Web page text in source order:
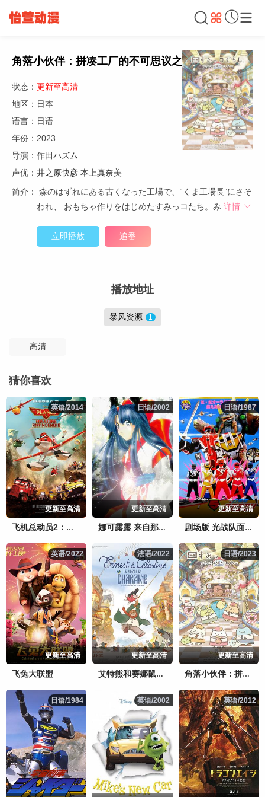
角落小伙伴：拼凑工厂的不可思议之子
状态： 更新至高清
地区：日本
语言：日语
年份：2023
导演： 作田ハズム
声优： 井之原快彦 本上真奈美
简介：
森のはずれにある古くなった工場で、“くま工場長”にさそ
われ、 おもちゃ作りをはじめたすみっコたち。み 详情
立即播放 追番
播放地址
暴风资源 1
高清
猜你喜欢
英语/2014
英语/2014
更新至高清
飞机总动员2：火线救援
日语/2002
日语/2002
更新至高清
娜可露露 来自那个人的礼物
日语/1987
日语/1987
更新至高清
剧场版 光战队面具人
英语/2022
英语/2022
更新至高清
飞兔大联盟
法语/2022
法语/2022
更新至高清
艾特熊和赛娜鼠2：吉波利塔之旅
日语/2023
日语/2023
更新至高清
角落小伙伴：拼凑工厂的不可思议之子
日语/1984
日语/1984 英语/2002
英语/2002 英语/2012
英语/2012